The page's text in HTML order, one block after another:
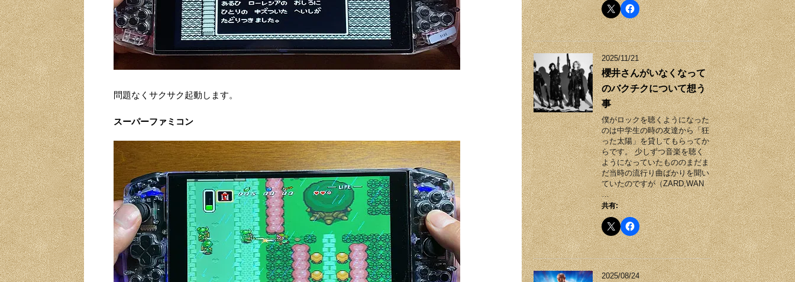
問題なくサクサク起動します。
スーパーファミコン
2025/11/21
櫻井さんがいなくなって
のバクチクについて想う
事
僕がロックを聴くようになった
のは中学生の時の友達から「狂
った太陽」を貸してもらってか
らです。 少しずつ音楽を聴く
ようになっていたもののまだま
だ当時の流行り曲ばかりを聞い
ていたのですが（ZARD,WAN
…
共有:
2025/08/24